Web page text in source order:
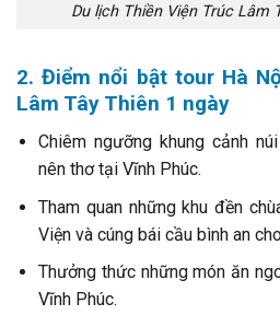
Du lịch Thiền Viện Trúc Lâm
2. Điểm nổi bật tour Hà
Lâm Tây Thiên 1 ngày
Chiêm ngưỡng khung cảnh
nên thơ tại Vĩnh Phúc.
Tham quan những khu đền
Viện và cúng bái cầu bình an
Thưởng thức những món ăn
Vĩnh Phúc.